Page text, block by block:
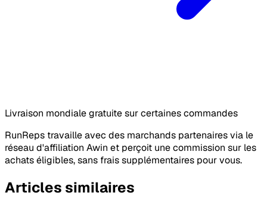
Livraison mondiale gratuite sur certaines commandes
RunReps travaille avec des marchands partenaires via le
réseau d'affiliation Awin et perçoit une commission sur les
achats éligibles, sans frais supplémentaires pour vous.
Articles similaires